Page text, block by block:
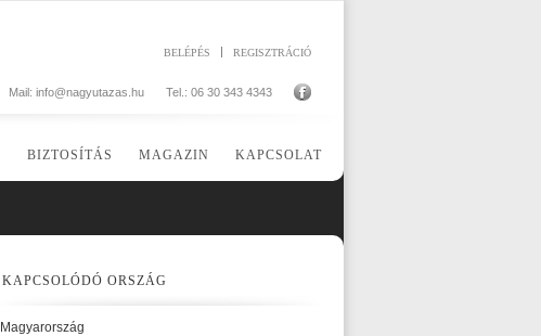
REGISZTRÁCIÓ
BELÉPÉS
Tel.: 06 30 343 4343
Mail: info@nagyutazas.hu
BIZTOSÍTÁS MAGAZIN KAPCSOLAT
KAPCSOLÓDÓ ORSZÁG
Magyarország